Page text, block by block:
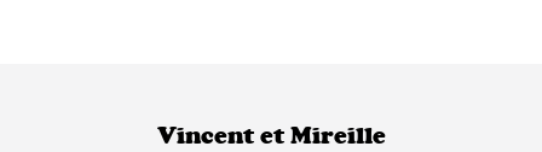
Vincent et Mireille